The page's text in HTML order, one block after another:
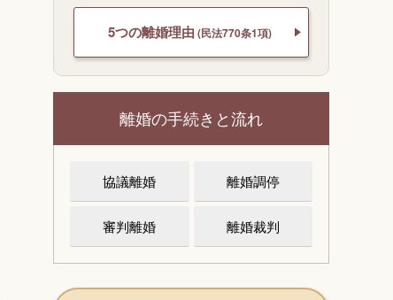
5つの離婚理由 (民法770条1項)
離婚の手続きと流れ
協議離婚 離婚調停
審判離婚 離婚裁判